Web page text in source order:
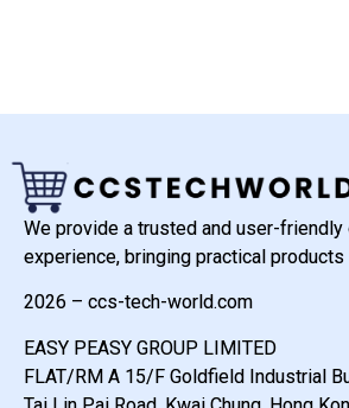
We provide a trusted and user-
experience, bringing practical
2026 – ccs-tech-world.com
EASY PEASY GROUP LIMITED
FLAT/RM A 15/F Goldfield Industrial